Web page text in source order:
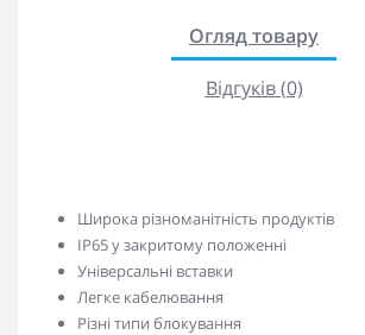
Огляд товару
Відгуків (0)
Широка різноманітність продуктів
IP65 у закритому положенні
Універсальні вставки
Легке кабелювання
Різні типи блокування